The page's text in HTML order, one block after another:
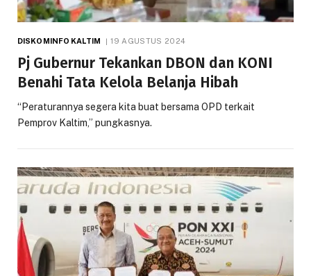
DISKOMINFO KALTIM 19 AGUSTUS 2024
Pj Gubernur Tekankan DBON dan KONI
Benahi Tata Kelola Belanja Hibah
“Peraturannya segera kita buat bersama OPD terkait
Pemprov Kaltim,” pungkasnya.